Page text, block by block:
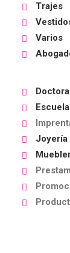
Trajes
Varios
Doctora
Joyería